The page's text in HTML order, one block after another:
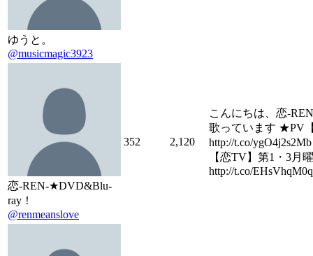
ゆうと。
@musicmagic3923
恋-REN-★DVD&Blu-
ray！
@renmeanslove
352 2,120
こんにちは、恋-
歌っています ★PV
http://t.co/
【恋TV】第1・3月
http://t.co/